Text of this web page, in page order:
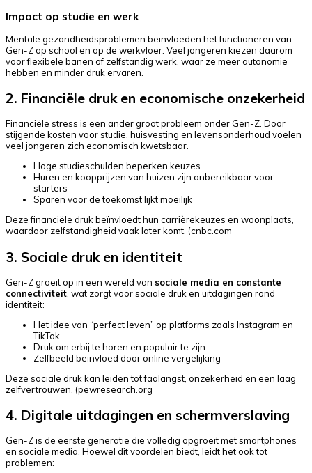
Impact op studie en werk
Mentale gezondheidsproblemen beïnvloeden het functioneren van
Gen-Z op school en op de werkvloer. Veel jongeren kiezen daarom
voor flexibele banen of zelfstandig werk, waar ze meer autonomie
hebben en minder druk ervaren.
2. Financiële druk en economische onzekerheid
Financiële stress is een ander groot probleem onder Gen-Z. Door
stijgende kosten voor studie, huisvesting en levensonderhoud voelen
veel jongeren zich economisch kwetsbaar.
Hoge studieschulden beperken keuzes
Huren en koopprijzen van huizen zijn onbereikbaar voor
starters
Sparen voor de toekomst lijkt moeilijk
Deze financiële druk beïnvloedt hun carrièrekeuzes en woonplaats,
waardoor zelfstandigheid vaak later komt. (cnbc.com
3. Sociale druk en identiteit
Gen-Z groeit op in een wereld van sociale media en constante
connectiviteit , wat zorgt voor sociale druk en uitdagingen rond
identiteit:
Het idee van “perfect leven” op platforms zoals Instagram en
TikTok
Druk om erbij te horen en populair te zijn
Zelfbeeld beïnvloed door online vergelijking
Deze sociale druk kan leiden tot faalangst, onzekerheid en een laag
zelfvertrouwen. (pewresearch.org
4. Digitale uitdagingen en schermverslaving
Gen-Z is de eerste generatie die volledig opgroeit met smartphones
en sociale media. Hoewel dit voordelen biedt, leidt het ook tot
problemen: